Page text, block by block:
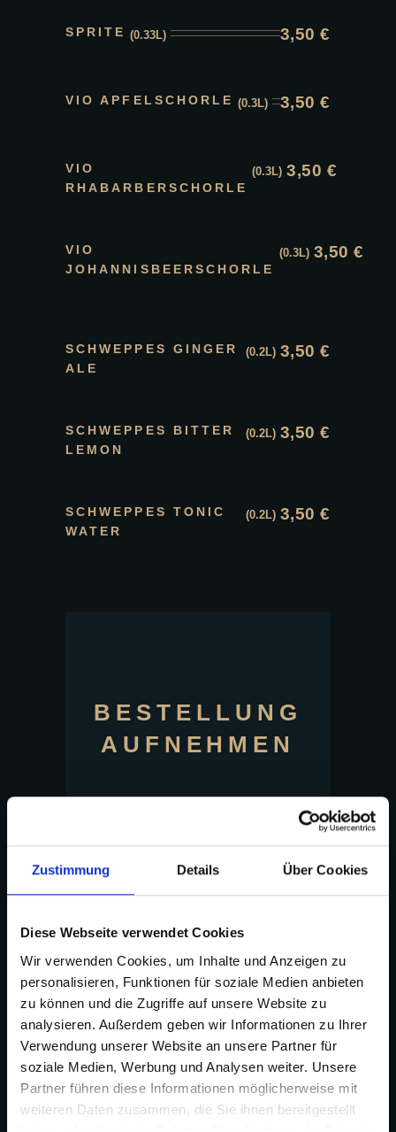
Zustimmung Details Über Cookies
Diese Webseite verwendet Cookies
Wir verwenden Cookies, um Inhalte und Anzeigen zu
personalisieren, Funktionen für soziale Medien anbieten
zu können und die Zugriffe auf unsere Website zu
analysieren. Außerdem geben wir Informationen zu Ihrer
Verwendung unserer Website an unsere Partner für
soziale Medien, Werbung und Analysen weiter. Unsere
Partner führen diese Informationen möglicherweise mit
weiteren Daten zusammen, die Sie ihnen bereitgestellt
SPRITE (0.33L) 3,50€
VIO APFELSCHORLE (0.3L) 3,50€
VIO
RHABARBERSCHORLE
(0.3L) 3,50€
VIO
JOHANNISBEERSCHORLE
(0.3L) 3,50€
SCHWEPPES GINGER
ALE
(0.2L) 3,50€
SCHWEPPES BITTER
LEMON
(0.2L) 3,50€
SCHWEPPES TONIC
WATER
(0.2L) 3,50€
BESTELLUNG
AUFNEHMEN
AUFNEHMEN
einfach und schnell einen Tisch
reservieren
SICHERN